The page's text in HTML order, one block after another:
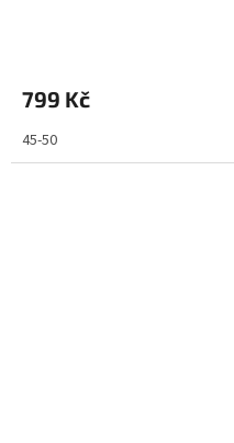
799 Kč
45-50